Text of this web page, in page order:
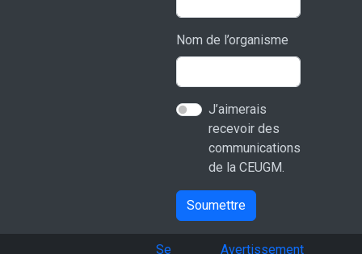
Nom de l’organisme
J’aimerais
recevoir des
communications
de la CEUGM.
Soumettre
User account menu
Se Avertissement